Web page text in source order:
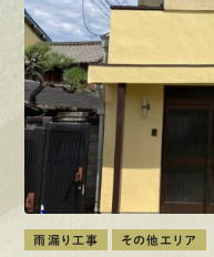
先輩インタビュー
エントリー
資格 者 が、
雨漏り工事 その他エリア